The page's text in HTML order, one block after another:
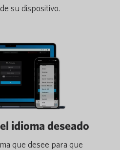
su dispositivo.
idioma deseado
que desee para que